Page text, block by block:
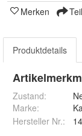
Merken
Produktdetails
Zustand:
Marke:
Hersteller Nr.: